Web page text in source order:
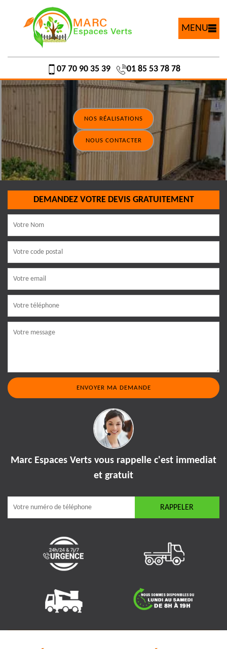
MENU
07 70 90 35 39 01 85 53 78 78
NOS RÉALISATIONS
NOUS CONTACTER
DEMANDEZ VOTRE DEVIS GRATUITEMENT
Marc Espaces Verts vous rappelle c'est immediat
et gratuit